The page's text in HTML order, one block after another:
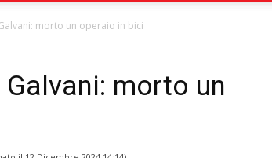
morto un operaio in bici
morto un